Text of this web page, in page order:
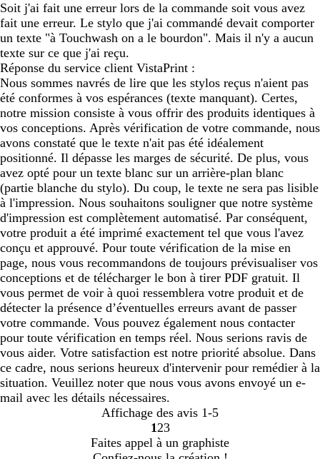
Soit j'ai fait une erreur lors de la commande soit vous avez
fait une erreur. Le stylo que j'ai commandé devait comporter
un texte "à Touchwash on a le bourdon". Mais il n'y a aucun
texte sur ce que j'ai reçu.
Réponse du service client VistaPrint :
Nous sommes navrés de lire que les stylos reçus n'aient pas
été conformes à vos espérances (texte manquant). Certes,
notre mission consiste à vous offrir des produits identiques à
vos conceptions. Après vérification de votre commande, nous
avons constaté que le texte n'ait pas été idéalement
positionné. Il dépasse les marges de sécurité. De plus, vous
avez opté pour un texte blanc sur un arrière-plan blanc
(partie blanche du stylo). Du coup, le texte ne sera pas lisible
à l'impression. Nous souhaitons souligner que notre système
d'impression est complètement automatisé. Par conséquent,
votre produit a été imprimé exactement tel que vous l'avez
conçu et approuvé. Pour toute vérification de la mise en
page, nous vous recommandons de toujours prévisualiser vos
conceptions et de télécharger le bon à tirer PDF gratuit. Il
vous permet de voir à quoi ressemblera votre produit et de
détecter la présence d’éventuelles erreurs avant de passer
votre commande. Vous pouvez également nous contacter
pour toute vérification en temps réel. Nous serions ravis de
vous aider. Votre satisfaction est notre priorité absolue. Dans
ce cadre, nous serions heureux d'intervenir pour remédier à la
situation. Veuillez noter que nous vous avons envoyé un e-
mail avec les détails nécessaires.
Affichage des avis 1-5
Accéder
à
1 Accéder
à
2Accéder
à
3
Faites appel à un graphiste